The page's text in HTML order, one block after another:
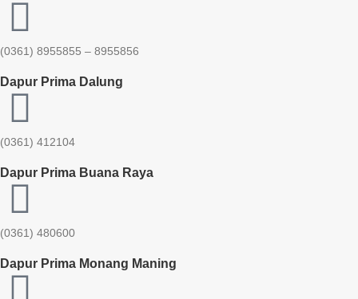
(0361) 8955855 – 8955856​
Dapur Prima Dalung
(0361) 412104
Dapur Prima Buana Raya
(0361) 480600
Dapur Prima Monang Maning